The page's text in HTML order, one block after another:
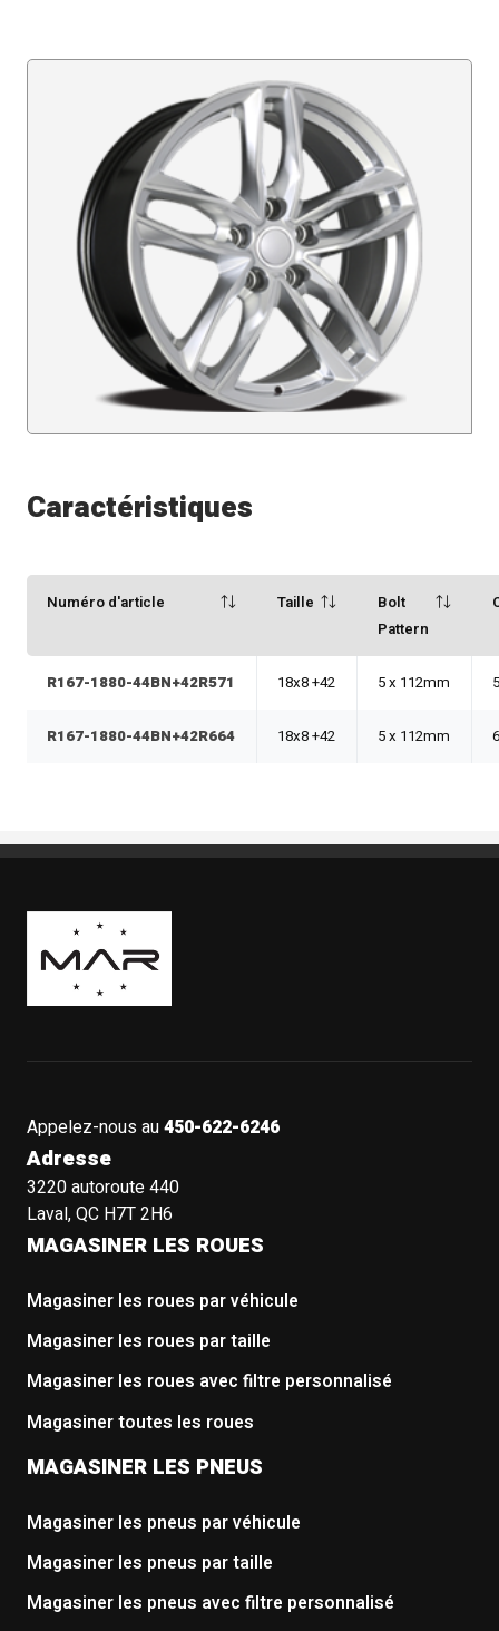
Caractéristiques
Numéro d'article Taille
Bolt
Pattern
R167-1880-44BN+42R571 18x8 +42 5 x 112mm
R167-1880-44BN+42R664 18x8 +42 5 x 112mm
Boutique Mags à Rabais
Appelez-nous au450-622-6246
Adresse
3220 autoroute 440
Laval, QC H7T 2H6
MAGASINER LES ROUES
Magasiner les roues par véhicule
Magasiner les roues par taille
Magasiner les roues avec filtre personnalisé
Magasiner toutes les roues
MAGASINER LES PNEUS
Magasiner les pneus par véhicule
Magasiner les pneus par taille
Magasiner les pneus avec filtre personnalisé